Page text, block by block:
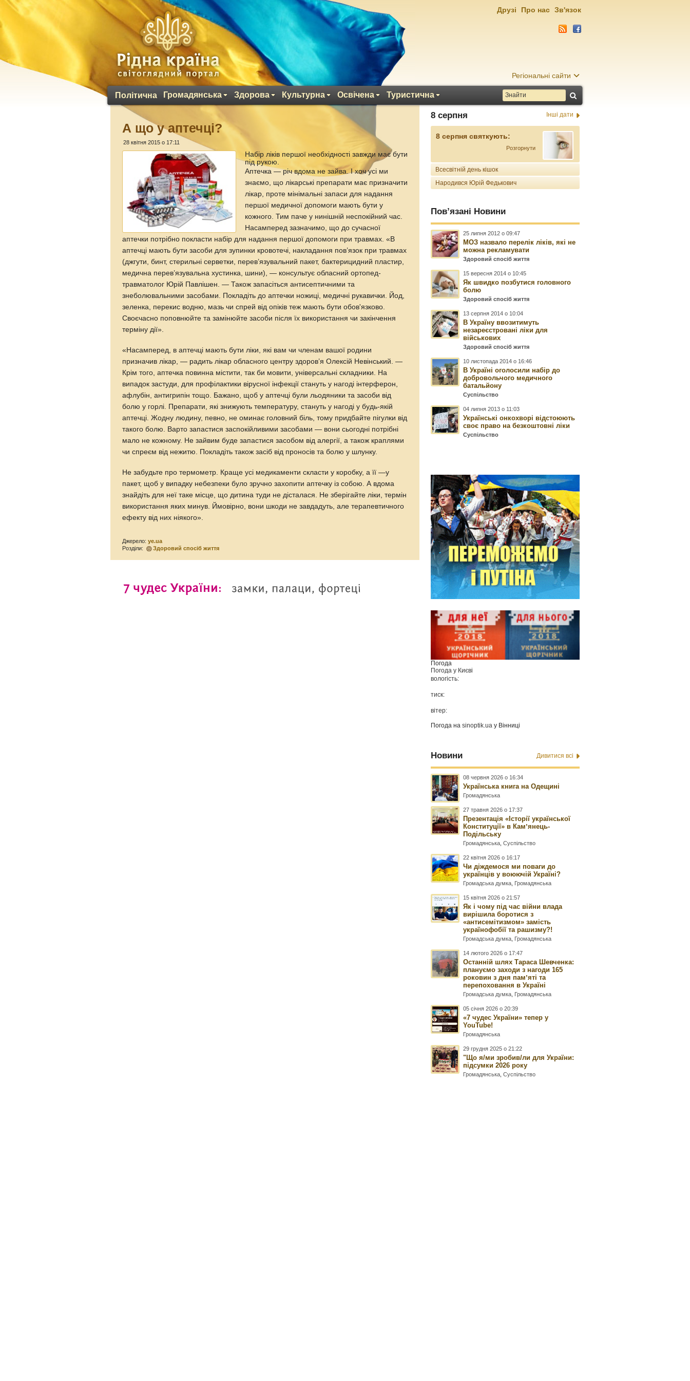
Регіональні сайти
Політична Громадянська Здорова Культурна Освічена Туристична
Друзі Про нас Зв'язок
А що у аптечці?
28 квітня 2015 о 17:11
Набір ліків першої необхідності завжди має бути
під рукою.
Аптечка — річ вдома не зайва. І хоч усі ми
знаємо, що лікарські препарати має призначити
лікар, проте мінімальні запаси для надання
першої медичної допомоги мають бути у
кожного. Тим паче у нинішній неспокійний час.
Насамперед зазначимо, що до сучасної
аптечки потрібно покласти набір для надання першої допомоги при травмах. «В
аптечці мають бути засоби для зупинки кровотечі, накладання пов’язок при травмах
(джгути, бинт, стерильні серветки, перев’язувальний пакет, бактерицидний пластир,
медична перев’язувальна хустинка, шини), — консультує обласний ортопед-
травматолог Юрій Павлішен. — Також запасіться антисептичними та
знеболювальними засобами. Покладіть до аптечки ножиці, медичні рукавички. Йод,
зеленка, перекис водню, мазь чи спрей від опіків теж мають бути обов'язково.
Своєчасно поповнюйте та замінюйте засоби після їх використання чи закінчення
терміну дії».
«Насамперед, в аптечці мають бути ліки, які вам чи членам вашої родини
призначив лікар, — радить лікар обласного центру здоров’я Олексій Невінський. —
Крім того, аптечка повинна містити, так би мовити, універсальні складники. На
випадок застуди, для профілактики вірусної інфекції стануть у нагоді інтерферон,
афлубін, антигрипін тощо. Бажано, щоб у аптечці були льодяники та засоби від
болю у горлі. Препарати, які знижують температуру, стануть у нагоді у будь-якій
аптечці. Жодну людину, певно, не оминає головний біль, тому придбайте пігулки від
такого болю. Варто запастися заспокійливими засобами — вони сьогодні потрібні
мало не кожному. Не зайвим буде запастися засобом від алергії, а також краплями
чи спреєм від нежитю. Покладіть також засіб від проносів та болю у шлунку.
Не забудьте про термометр. Краще усі медикаменти скласти у коробку, а її —у
пакет, щоб у випадку небезпеки було зручно захопити аптечку із собою. А вдома
знайдіть для неї таке місце, що дитина туди не дісталася. Не зберігайте ліки, термін
використання яких минув. Ймовірно, вони шкоди не завдадуть, але терапевтичного
ефекту від них ніякого».
Джерело:ye.ua
Розділи:
Здоровий спосіб життя
8 серпня Інші дати
8 серпня святкують:
Розгорнути
Всесвітній день кішок
Народився Юрій Федькович
Пов’язані Новини
25 липня 2012 о 09:47
МОЗ назвало перелік ліків, які не
можна рекламувати
Здоровий спосіб життя
15 вересня 2014 о 10:45
Як швидко позбутися головного
болю
Здоровий спосіб життя
13 серпня 2014 о 10:04
В Україну ввозитимуть
незареєстровані ліки для
військових
Здоровий спосіб життя
10 листопада 2014 о 16:46
В Україні оголосили набір до
добровольчого медичного
батальйону
Суспільство
04 липня 2013 о 11:03
Українські онкохворі відстоюють
своє право на безкоштовні ліки
Суспільство
Погода
Погода у Києві
вологість:
тиск:
вітер:
Погода наsinoptik.ua у Вінниці
Новини Дивитися всі
08 червня 2026 о 16:34
Українська книга на Одещині
Громадянська
27 травня 2026 о 17:37
Презентація «Історії української
Конституції» в Камʼянець-
Подільську
Громадянська ,Суспільство
22 квітня 2026 о 16:17
Чи діждемося ми поваги до
українців у воюючій Україні?
Громадська думка Громадянська
15 квітня 2026 о 21:57
Як і чому під час війни влада
вирішила боротися з
«антисемітизмом» замість
українофобії та рашизму?!
Громадська думка Громадянська
14 лютого 2026 о 17:47
Останній шлях Тараса Шевченка:
плануємо заходи з нагоди 165
роковин з дня памʼяті та
перепоховання в Україні
Громадська думка Громадянська
05 січня 2026 о 20:39
«7 чудес України» тепер у
YouTube!
Громадянська
29 грудня 2025 о 21:22
"Що я/ми зробив/ли для України:
підсумки 2026 року
Громадянська ,Суспільство